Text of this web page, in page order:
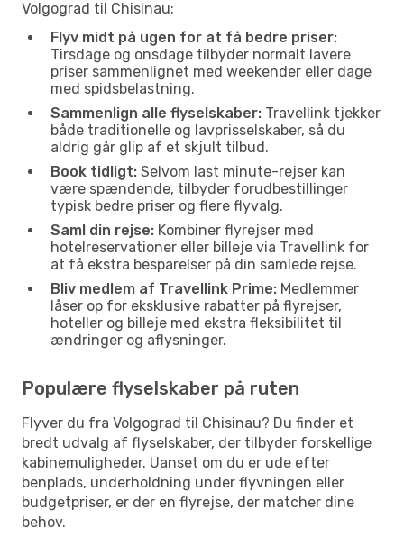
Volgograd til Chisinau:
Flyv midt på ugen for at få bedre priser:
Tirsdage og onsdage tilbyder normalt lavere
priser sammenlignet med weekender eller dage
med spidsbelastning.
Sammenlign alle flyselskaber: Travellink tjekker
både traditionelle og lavprisselskaber, så du
aldrig går glip af et skjult tilbud.
Book tidligt: Selvom last minute-rejser kan
være spændende, tilbyder forudbestillinger
typisk bedre priser og flere flyvalg.
Saml din rejse: Kombiner flyrejser med
hotelreservationer eller billeje via Travellink for
at få ekstra besparelser på din samlede rejse.
Bliv medlem af Travellink Prime: Medlemmer
låser op for eksklusive rabatter på flyrejser,
hoteller og billeje med ekstra fleksibilitet til
ændringer og aflysninger.
Populære flyselskaber på ruten
Flyver du fra Volgograd til Chisinau? Du finder et
bredt udvalg af flyselskaber, der tilbyder forskellige
kabinemuligheder. Uanset om du er ude efter
benplads, underholdning under flyvningen eller
budgetpriser, er der en flyrejse, der matcher dine
behov.